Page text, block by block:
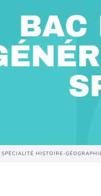
BAC
SPÉCIALITÉ HISTOIRE-